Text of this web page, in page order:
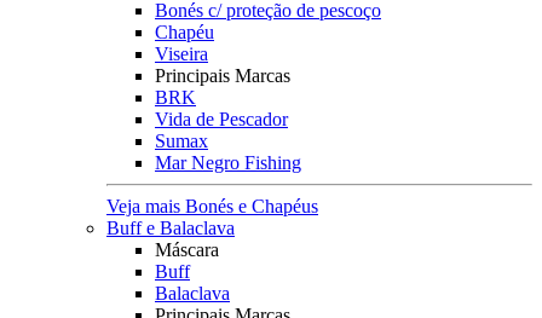
Bonés c/ proteção de pescoço
Chapéu
Viseira
Principais Marcas
BRK
Vida de Pescador
Sumax
Mar Negro Fishing
Veja mais Bonés e Chapéus
Buff e Balaclava
Máscara
Buff
Balaclava